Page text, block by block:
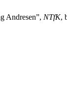
Andresen”, NTfK,